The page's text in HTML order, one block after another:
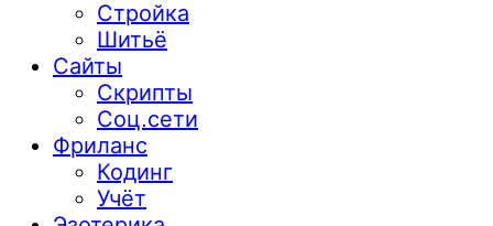
Стройка
Шитьё
Сайты
Скрипты
Соц.сети
Фриланс
Кодинг
Учёт